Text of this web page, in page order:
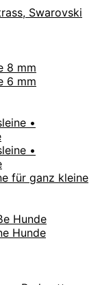
Swarovski
8 mm
6 mm
•
•
für ganz kleine
Hunde
Hunde